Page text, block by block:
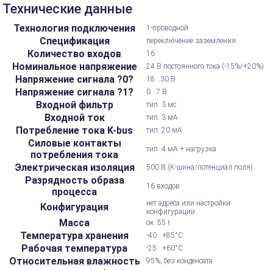
Технические данные
Технология подключения 1-проводной
Спецификация переключение заземления
Количество входов 16
Номинальное напряжение 24 В постоянного тока (-15%/+20%)
Напряжение сигнала ?0? 18...30 В
Напряжение сигнала ?1? 0...7 В
Входной фильтр тип. 3 мс
Входной ток тип. 3 мА
Потребление тока K-bus тип. 20 мА
Силовые контакты
потребления тока
тип. 4 мА + нагрузка
Электрическая изоляция 500 В (K-шина/потенциал поля)
Разрядность образа
процесса
16 входов
Конфигурация
нет адреса или настройки
конфигурации
Масса ок. 55 г
Температура хранения -40...+85°С
Рабочая температура -25...+60°С
Относительная влажность 95%, без конденсата